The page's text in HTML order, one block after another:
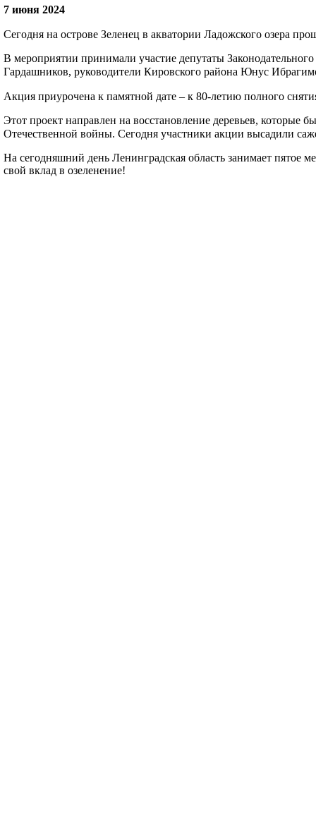
7 июня 2024
⁣Сегодня на острове Зеленец в акватории Ладожского озера
В мероприятии принимали участие депутаты
Гардашников, руководители Кировского района Юнус
Акция приурочена к памятной дате – к 80-летию полного
Этот проект направлен на восстановление деревьев,
Отечественной войны. Сегодня участники акции высадили
На сегодняшний день Ленинградская область занимает пятое
свой вклад в озеленение!